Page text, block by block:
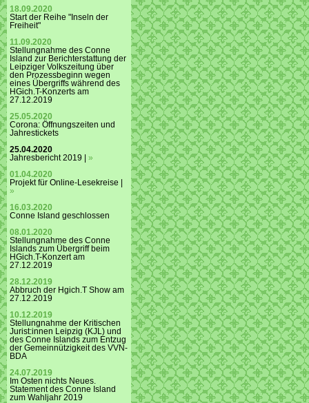
18.09.2020
Start der Reihe "Inseln der
Freiheit"
11.09.2020
Stellungnahme des Conne
Island zur Berichterstattung der
Leipziger Volkszeitung über
den Prozessbeginn wegen
eines Übergriffs während des
HGich.T-Konzerts am
27.12.2019
25.05.2020
Corona: Öffnungszeiten und
Jahrestickets
25.04.2020
Jahresbericht 2019 | »
01.04.2020
Projekt für Online-Lesekreise |
»
16.03.2020
Conne Island geschlossen
08.01.2020
Stellungnahme des Conne
Islands zum Übergriff beim
HGich.T-Konzert am
27.12.2019
28.12.2019
Abbruch der Hgich.T Show am
27.12.2019
10.12.2019
Stellungnahme der Kritischen
Jurist:innen Leipzig (KJL) und
des Conne Islands zum Entzug
der Gemeinnützigkeit des VVN-
BDA
24.07.2019
Im Osten nichts Neues.
Statement des Conne Island
zum Wahljahr 2019